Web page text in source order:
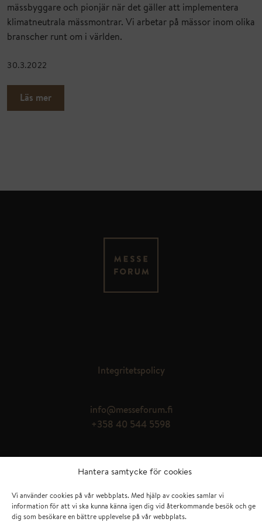
Hantera samtycke för cookies
Vi använder cookies på vår webbplats. Med hjälp av cookies samlar vi
information för att vi ska kunna känna igen dig vid återkommande besök och ge
dig som besökare en bättre upplevelse på vår webbplats.
mässbyggare och pionjär när det gäller att implementera
klimatneutrala mässmontrar. Vi arbetar på mässor inom olika
branscher runt om i världen.
30.3.2022
Läs mer
Integritetspolicy
info@messeforum.fi
+358 40 544 5598